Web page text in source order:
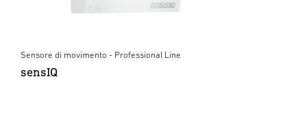
Sensore di movimento - Professional Line
sensIQ